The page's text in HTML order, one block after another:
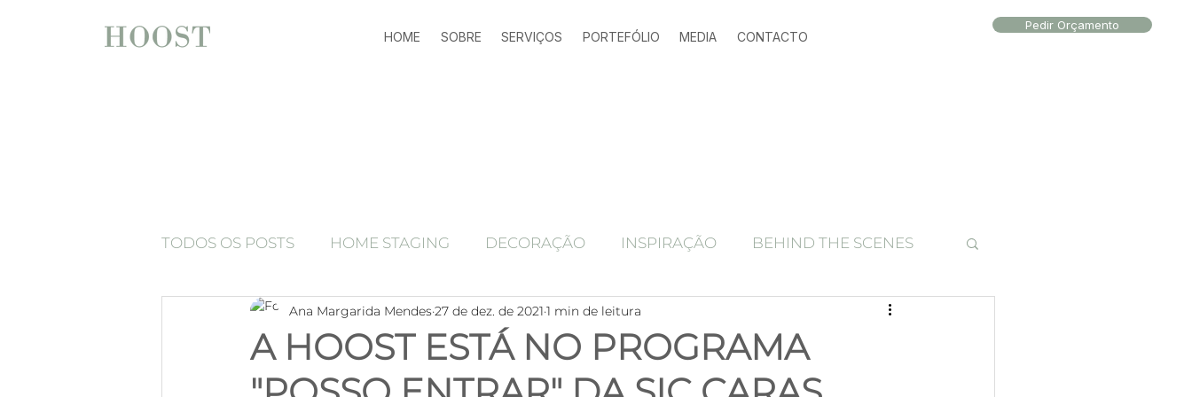
HOME SOBRE SERVIÇOS PORTEFÓLIO MEDIA CONTACTO
Pedir Orçamento
TODOS OS POSTS HOME STAGING DECORAÇÃO INSPIRAÇÃO BEHIND THE SCENES
espelhos Press Release Ferramentas marketing imobiliário
Luxury home staging Antes e depois home staging HOME STAGING
A HOOST ESTÁ NO PROGRAMA
Ana Margarida Mendes27 de dez. de 2021 1 min de leitura